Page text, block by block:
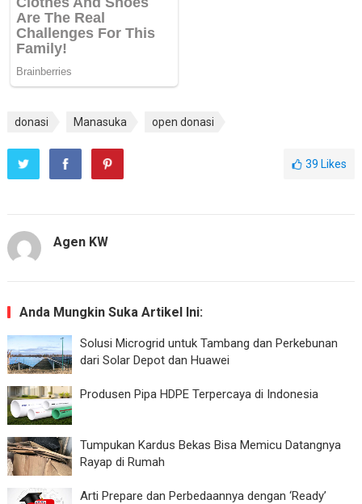
donasi Manasuka open donasi
39Likes
Agen KW
Anda Mungkin Suka Artikel Ini:
Solusi Microgrid untuk Tambang dan Perkebunan
dari Solar Depot dan Huawei
Produsen Pipa HDPE Terpercaya di Indonesia
Tumpukan Kardus Bekas Bisa Memicu Datangnya
Rayap di Rumah
Arti Prepare dan Perbedaannya dengan ‘Ready’